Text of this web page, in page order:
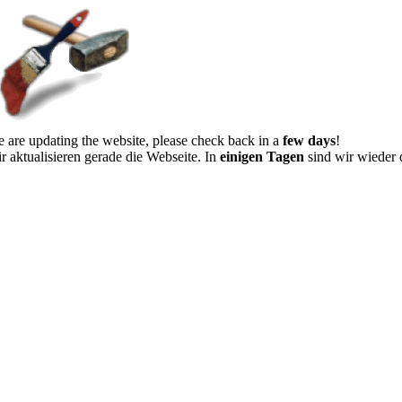
are updating the website, please check back in a few days!
aktualisieren gerade die Webseite. In einigen Tagen sind wir wieder